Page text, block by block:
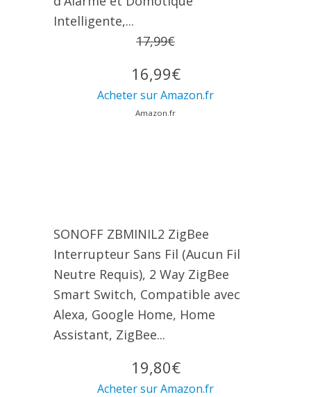
Intelligente,...
17,99€
16,99€
Acheter sur Amazon.fr
Amazon.fr
SONOFF ZBMINIL2 ZigBee
Interrupteur Sans Fil (Aucun Fil
Neutre Requis), 2 Way ZigBee
Smart Switch, Compatible avec
Alexa, Google Home, Home
Assistant, ZigBee...
19,80€
Acheter sur Amazon.fr